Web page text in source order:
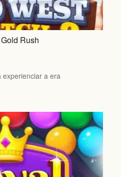
Rush
experienciar a era